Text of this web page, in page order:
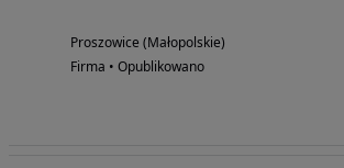
Proszowice (Małopolskie)
Firma • Opublikowano